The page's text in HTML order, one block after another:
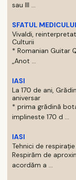
sau III ...
SFATUL MEDICULUI
Vivaldi,
Culturii
* Romanian Guitar
„Anot ...
IASI
La 170 de ani,
aniversar
* prima grădină
implineste 170 d ...
IASI
Tehnici de
Respirăm de
acordăm a ...